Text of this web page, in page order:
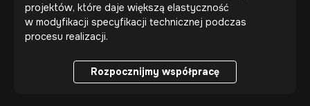
projektów, które daje większą elastyczność
w modyfikacji specyfikacji technicznej podczas
procesu realizacji.
Rozpocznijmy współpracę